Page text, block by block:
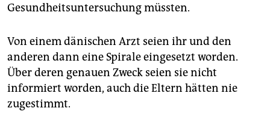
Gesundheitsuntersuchung müssten.
Von einem dänischen Arzt seien ihr und den
anderen dann eine Spirale eingesetzt worden.
Über deren genauen Zweck seien sie nicht
informiert worden, auch die Eltern hätten nie
zugestimmt.